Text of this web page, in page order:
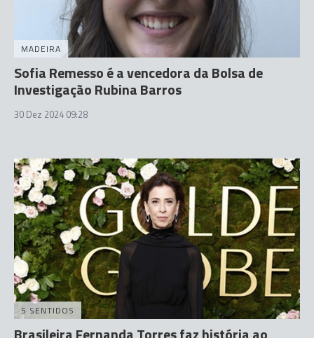
MADEIRA
Sofia Remesso é a vencedora da Bolsa de
Investigação Rubina Barros
30 Dez 2024 09:28
5 SENTIDOS